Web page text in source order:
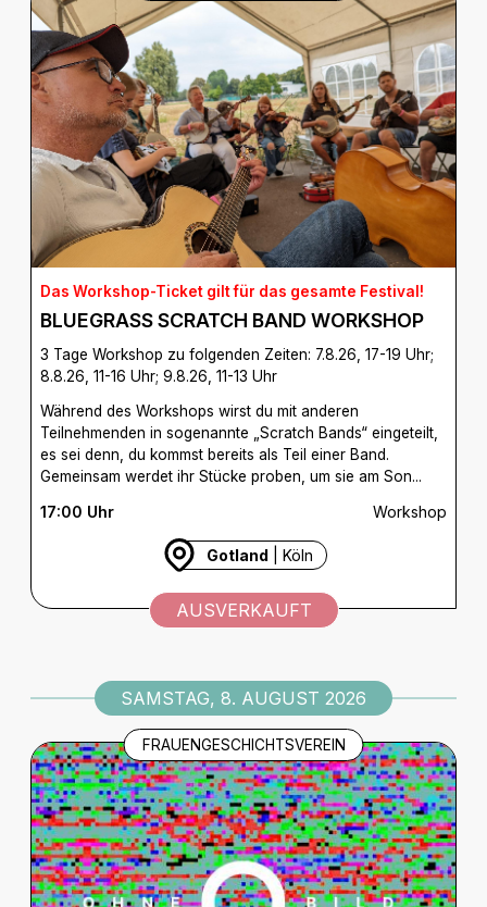
Das Workshop-Ticket gilt für das gesamte Festival!
BLUEGRASS SCRATCH BAND WORKSHOP
3 Tage Workshop zu folgenden Zeiten: 7.8.26, 17-19 Uhr;
8.8.26, 11-16 Uhr; 9.8.26, 11-13 Uhr
Während des Workshops wirst du mit anderen
Teilnehmenden in sogenannte „Scratch Bands“ eingeteilt,
es sei denn, du kommst bereits als Teil einer Band.
Gemeinsam werdet ihr Stücke proben, um sie am Son...
17:00 Uhr Workshop
Gotland | Köln
AUSVERKAUFT
SAMSTAG, 8. AUGUST 2026
FRAUENGESCHICHTSVEREIN